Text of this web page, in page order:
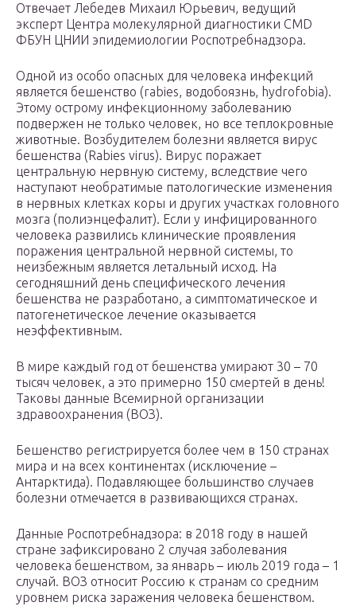
Отвечает Лебедев Михаил Юрьевич, ведущий
эксперт Центра молекулярной диагностики CMD
ФБУН ЦНИИ эпидемиологии Роспотребнадзора.
Одной из особо опасных для человека инфекций
является бешенство (rabies, водобоязнь, hydrofobia).
Этому острому инфекционному заболеванию
подвержен не только человек, но все теплокровные
животные. Возбудителем болезни является вирус
бешенства (Rabies virus). Вирус поражает
центральную нервную систему, вследствие чего
наступают необратимые патологические изменения
в нервных клетках коры и других участках головного
мозга (полиэнцефалит). Если у инфицированного
человека развились клинические проявления
поражения центральной нервной системы, то
неизбежным является летальный исход. На
сегодняшний день специфического лечения
бешенства не разработано, а симптоматическое и
патогенетическое лечение оказывается
неэффективным.
В мире каждый год от бешенства умирают 30 – 70
тысяч человек, а это примерно 150 смертей в день!
Таковы данные Всемирной организации
здравоохранения (ВОЗ).
Бешенство регистрируется более чем в 150 странах
мира и на всех континентах (исключение –
Антарктида). Подавляющее большинство случаев
болезни отмечается в развивающихся странах.
Данные Роспотребнадзора: в 2018 году в нашей
стране зафиксировано 2 случая заболевания
человека бешенством, за январь – июль 2019 года – 1
случай. ВОЗ относит Россию к странам со средним
уровнем риска заражения человека бешенством.